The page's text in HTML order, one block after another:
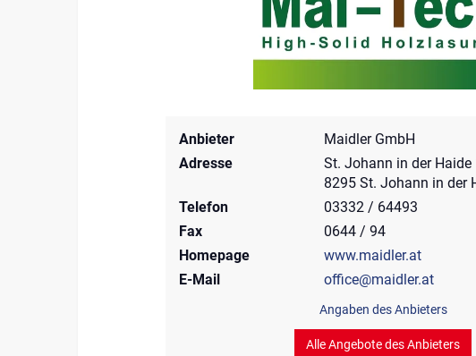
Anbieter
Maidler GmbH
Adresse
St. Johann in der Haide
8295 St. Johann in der
Telefon
03332 / 64493
Fax
0644 / 94
Homepage
www.maidler.at
E-Mail
office@maidler.at
Angaben des Anbieters
Alle Angebote des Anbieters